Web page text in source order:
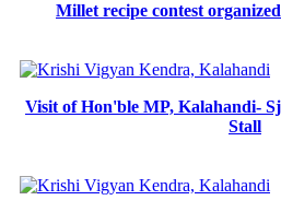
Millet recipe contest
Visit of Hon'ble MP, Kalahandi-
Stall